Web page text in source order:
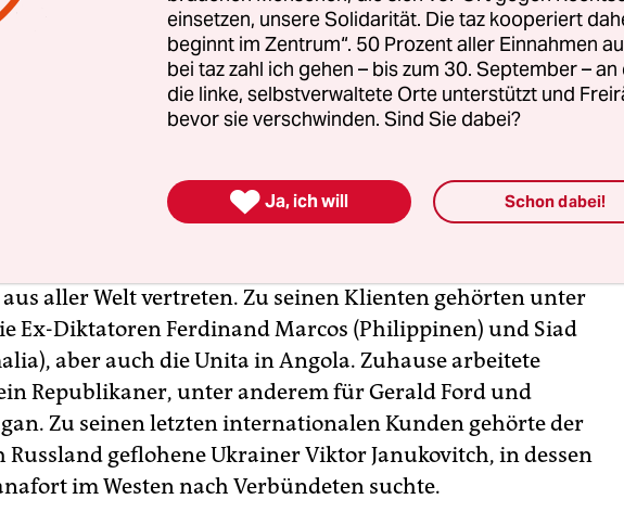
des US-Präsidenten versucht habe, potenzielle
zu beeinflussen. „Er hält sich an keine Regeln“, sagte
Berman Jackson über Manafort, der in den
Monaten mit einem GPS-Band am Fußgelenk unter
ein Lobbyist, oder – wie er schon 1989 selbst bei einem
aller Welt vertreten. Zu seinen Klienten gehörten unter
Ex-Diktatoren Ferdinand Marcos (Philippinen) und Siad
aber auch die Unita in Angola. Zuhause arbeitete
Republikaner, unter anderem für Gerald Ford und
Zu seinen letzten internationalen Kunden gehörte der
Russland geflohene Ukrainer Viktor Janukovitch, in dessen
im Westen nach Verbündeten suchte.
einsetzen, unsere Solidarität. Die taz kooperiert
beginnt im Zentrum“. 50 Prozent aller Einnahmen
bei taz zahl ich gehen – bis zum 30. September –
die linke, selbstverwaltete Orte unterstützt und
bevor sie verschwinden. Sind Sie dabei?
 Ja, ich will Schon dabei!